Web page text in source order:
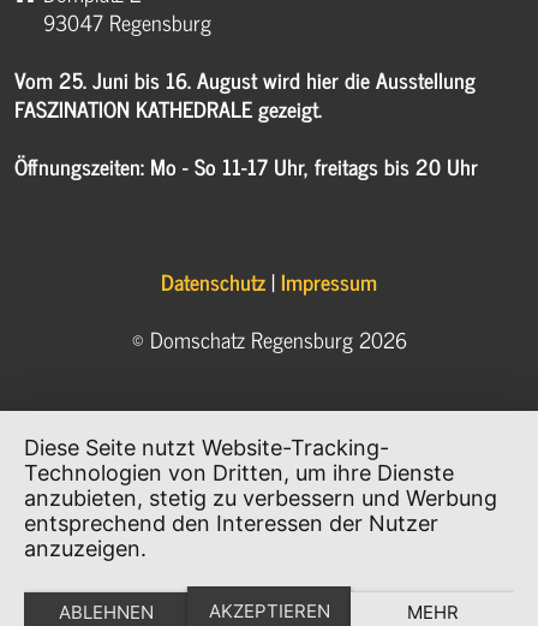
93047 Regensburg
Vom 25. Juni bis 16. August wird hier die Ausstellung
FASZINATION KATHEDRALE gezeigt.
Öffnungszeiten: Mo - So 11-17 Uhr, freitags bis 20 Uhr
Datenschutz|Impressum
© Domschatz Regensburg 2026
Diese Seite nutzt Website-Tracking-
Technologien von Dritten, um ihre Dienste
anzubieten, stetig zu verbessern und Werbung
entsprechend den Interessen der Nutzer
anzuzeigen.
ABLEHNEN AKZEPTIEREN MEHR